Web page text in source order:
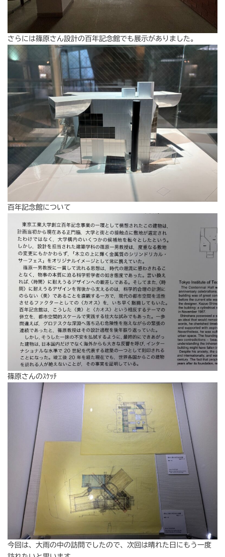
さらには篠原さん設計の百年記念館でも展示がありました。
百年記念館について
篠原さんのｽｹｯﾁ
今回は、大雨の中の訪問でしたので、次回は晴れた日にもう一度